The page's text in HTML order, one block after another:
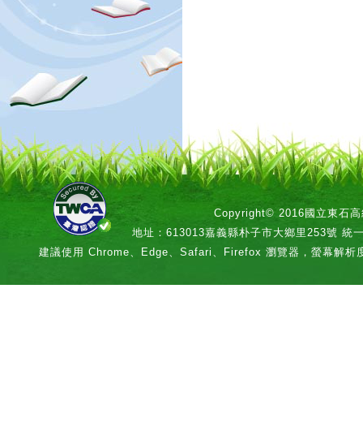
Copyright© 2016國立東石高
地址：613013嘉義縣朴子市大鄉里253號 統
建議使用 Chrome、Edge、Safari、Firefox 瀏覽器，螢幕解